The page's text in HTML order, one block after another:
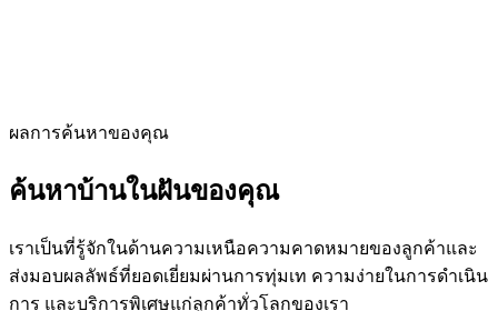
ผลการค้นหาของคุณ
ค้นหาบ้านในฝันของคุณ
เราเป็นที่รู้จักในด้านความเหนือความคาดหมายของลูกค้าและ
ส่งมอบผลลัพธ์ที่ยอดเยี่ยมผ่านการทุ่มเท ความง่ายในการดำเนิน
การ และบริการพิเศษแก่ลูกค้าทั่วโลกของเรา